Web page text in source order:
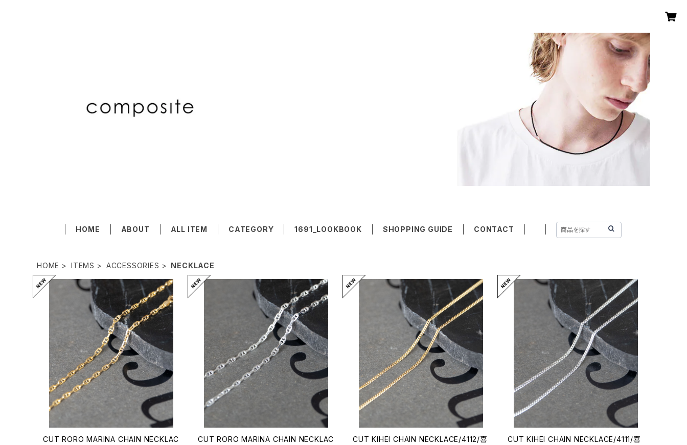
HOME ABOUT ALL ITEM CATEGORY 1691_LOOKBOOK SHOPPING GUIDE CONTACT
HOME ITEMS ACCESSORIES NECKLACE
CUT RORO MARINA CHAIN NECKLAC
CUT RORO MARINA CHAIN NECKLAC
CUT KIHEI CHAIN NECKLACE/4112/喜
CUT KIHEI CHAIN NECKLACE/4111/喜